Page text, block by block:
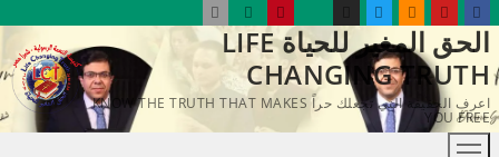
التجاوز
إلى
المحتوى
الحق المغير للحياة LIFE
CHANGING TRUTH
اعرف الحقيقة التي تجعلك حراً KNOW THE TRUTH THAT MAKES
YOU FREE